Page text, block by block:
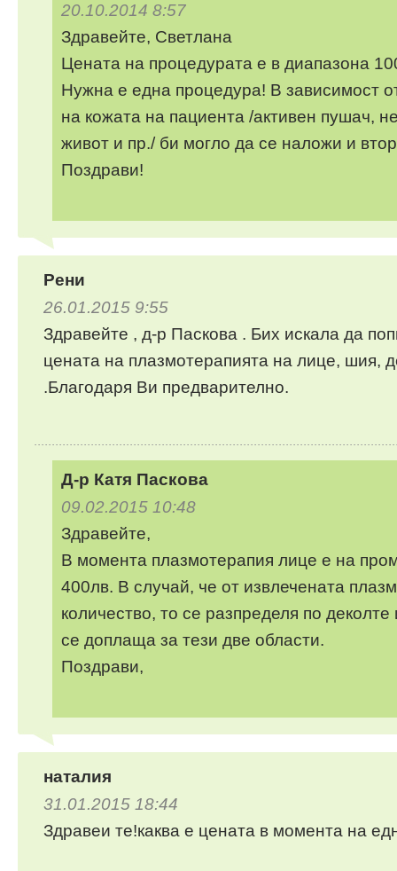
20.10.2014 8:57
Здравейте, Светлана
Цената на процедурата е в диапазона
Нужна е една процедура! В зависимост
на кожата на пациента /активен пушач,
живот и пр./ би могло да се наложи и
Поздрави!
Рени
26.01.2015 9:55
Здравейте , д-р Паскова . Бих искала да
цената на плазмотерапията на лице, шия,
.Благодаря Ви предварително.
Д-р Катя Паскова
09.02.2015 10:48
Здравейте,
В момента плазмотерапия лице е на
400лв. В случай, че от извлечената
количество, то се разпределя по
се доплаща за тези две области.
Поздрави,
наталия
31.01.2015 18:44
Здравеи те!каква е цената в момента на